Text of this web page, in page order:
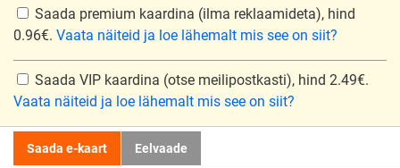
Saada premium kaardina (ilma reklaamideta), hind
0.96€. Vaata näiteid ja loe lähemalt mis see on siit?
Saada VIP kaardina (otse meilipostkasti), hind 2.49€.
Vaata näiteid ja loe lähemalt mis see on siit?
Saada e-kaart Eelvaade